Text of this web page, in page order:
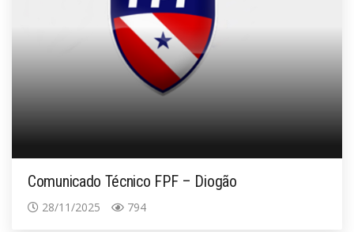
Comunicado Técnico FPF – Diogão
28/11/2025 794